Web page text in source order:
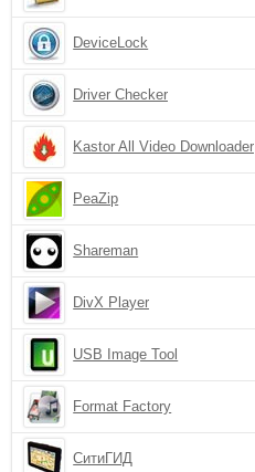
DeviceLock
Driver Checker
Kastor All Video Downloader
PeaZip
Shareman
DivX Player
USB Image Tool
Format Factory
СитиГИД